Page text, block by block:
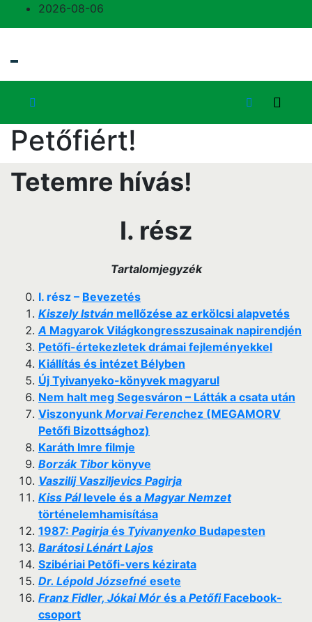
to
2026-08-06
Petőfiért!
Tetemre hívás!
I. rész
Tartalomjegyzék
I. rész – Bevezetés
Kiszely István mellőzése az erkölcsi alapvetés
A Magyarok Világkongresszusainak napirendjén
Petőfi-értekezletek drámai fejleményekkel
Kiállítás és intézet Bélyben
Új Tyivanyeko-könyvek magyarul
Nem halt meg Segesváron – Látták a csata után
Viszonyunk Morvai Ferenchez (MEGAMORV
Petőfi Bizottsághoz)
Karáth Imre filmje
Borzák Tibor könyve
Vaszilij Vasziljevics Pagirja
Kiss Pál levele és a Magyar Nemzet
történelemhamisítása
1987: Pagirja és Tyivanyenko Budapesten
Barátosi Lénárt Lajos
Szibériai Petőfi-vers kézirata
Dr. Lépold Józsefné esete
Franz Fidler, Jókai Mór és a Petőfi Facebook-
csoport